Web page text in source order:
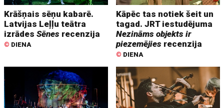
Krāšņais sēņu kabarē.
Latvijas Leļļu teātra
izrādesSēnes recenzija
© DIENA
Kāpēc tas notiek šeit un
tagad. JRT iestudējuma
Nezināms objekts ir
piezemējies recenzija
© DIENA